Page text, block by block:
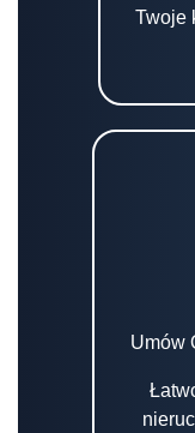
Twoje
Umów